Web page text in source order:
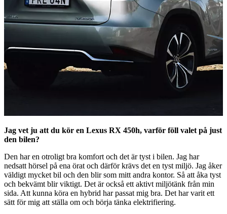
Jag vet ju att du kör en Lexus RX 450h, varför föll valet på just
den bilen?
Den har en otroligt bra komfort och det är tyst i bilen. Jag har
nedsatt hörsel på ena örat och därför krävs det en tyst miljö. Jag åker
väldigt mycket bil och den blir som mitt andra kontor. Så att åka tyst
och bekvämt blir viktigt. Det är också ett aktivt miljötänk från min
sida. Att kunna köra en hybrid har passat mig bra. Det har varit ett
sätt för mig att ställa om och börja tänka elektrifiering.